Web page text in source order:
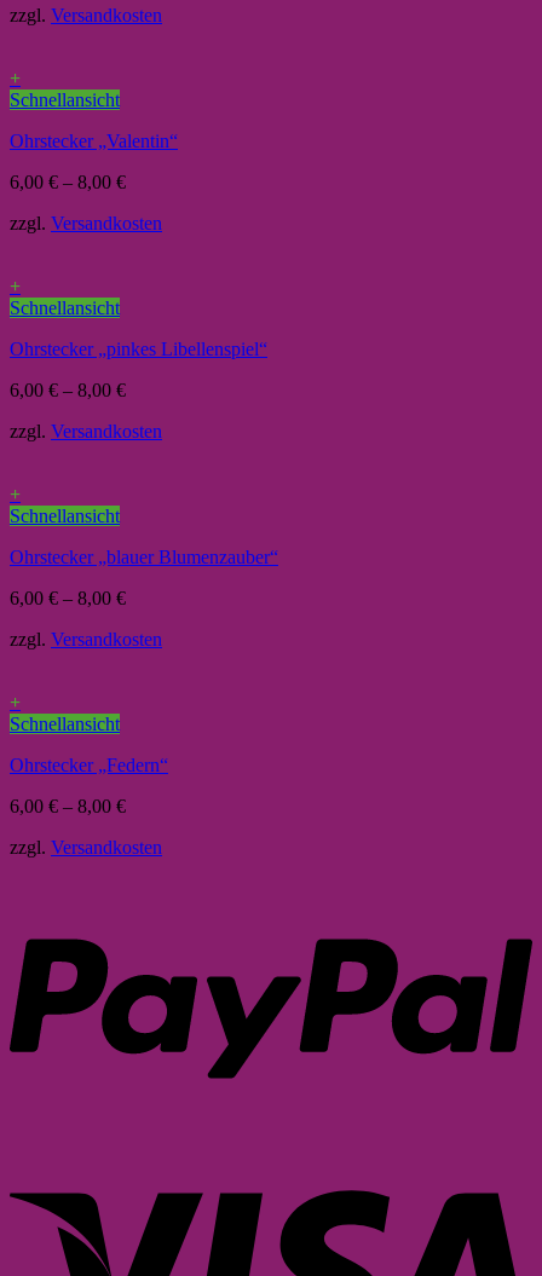
zzgl. Versandkosten
+
Schnellansicht
Ohrstecker „Valentin“
6,00 € – 8,00 €
zzgl. Versandkosten
+
Schnellansicht
Ohrstecker „pinkes Libellenspiel“
6,00 € – 8,00 €
zzgl. Versandkosten
+
Schnellansicht
Ohrstecker „blauer Blumenzauber“
6,00 € – 8,00 €
zzgl. Versandkosten
+
Schnellansicht
Ohrstecker „Federn“
6,00 € – 8,00 €
zzgl. Versandkosten